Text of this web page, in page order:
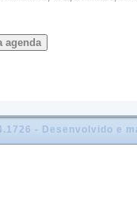
agenda
- Desenvolvido e